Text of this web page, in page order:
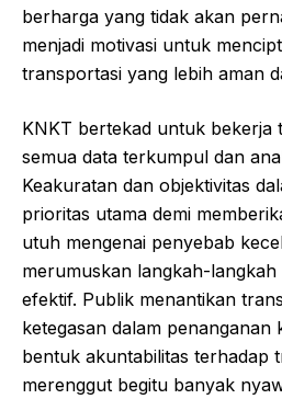
berharga yang tidak akan
menjadi motivasi untuk
transportasi yang lebih aman
KNKT bertekad untuk bekerja
semua data terkumpul dan
Keakuratan dan objektivitas
prioritas utama demi
utuh mengenai penyebab
merumuskan langkah-
efektif. Publik menantikan
ketegasan dalam penanganan
bentuk akuntabilitas terhadap
merenggut begitu banyak